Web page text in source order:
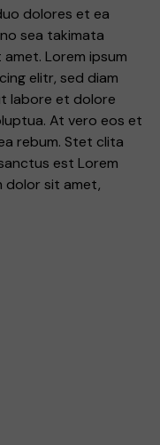
dolores et ea
sea takimata
Lorem ipsum
elitr, sed diam
labore et dolore
At vero eos et
rebum. Stet clita
est Lorem
dolor sit amet,